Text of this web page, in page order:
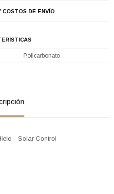
COSTOS DE ENVÍO
Policarbonato
- Solar Control